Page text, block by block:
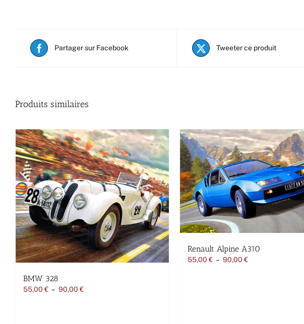
Partager sur Facebook Tweeter ce produit
Produits similaires
BMW 328
55,00 € – 90,00 €Plage
Renault Alpine A310
55,00 € – 90,00 €Plage